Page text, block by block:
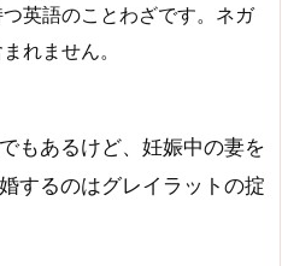
英語のことわざです。ネガ
れません。
もあるけど、妊娠中の妻を
するのはグレイラットの掟